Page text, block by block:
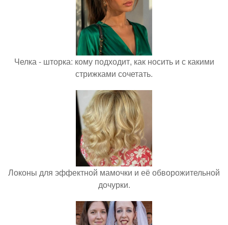
Челка - шторка: кому подходит, как носить и с какими
стрижками сочетать.
Локоны для эффектной мамочки и её обворожительной
дочурки.